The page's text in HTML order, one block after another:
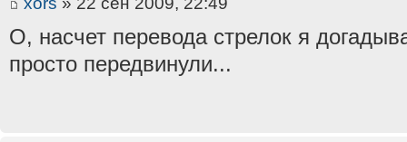
О, насчет перевода стрелок я
просто передвинули...